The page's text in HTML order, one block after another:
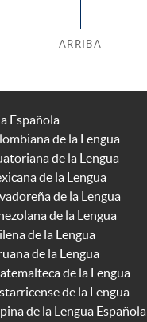
ARRIBA
Española
de la Lengua
de la Lengua
de la Lengua
de la Lengua
de la Lengua
de la Lengua
de la Lengua
de la Lengua
de la Lengua
de la Lengua Española